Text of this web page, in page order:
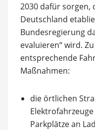
2030 dafür sorgen,
Deutschland
Bundesregierung
evaluieren“ wird.
entsprechende
Maßnahmen:
die örtlichen
Parkplätze an